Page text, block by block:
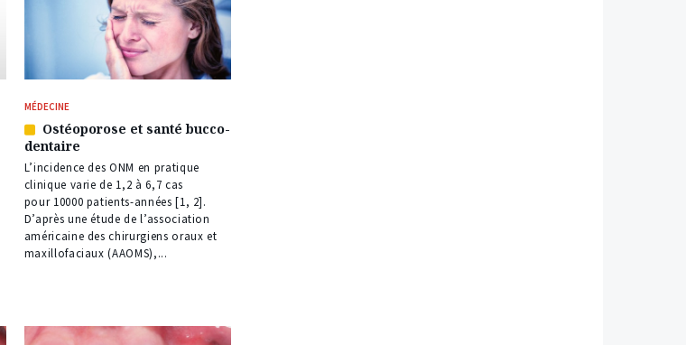
MÉDECINE
Article
réservé
à
nos
abonnés
Ostéoporose et santé bucco-
dentaire
L’incidence des ONM en pratique
clinique varie de 1,2 à 6,7 cas
pour 10000 patients-années [1, 2].
D’après une étude de l’association
américaine des chirurgiens oraux et
maxillo­faciaux (AAOMS),...